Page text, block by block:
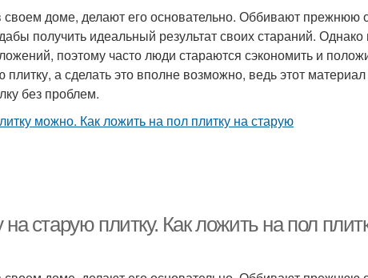
доме, делают его основательно. Оббивают прежнюю
получить идеальный результат своих стараний.
поэтому часто люди стараются сэкономить и
а сделать это вполне возможно, ведь этот
без проблем.
старую плитку. Как ложить на пол